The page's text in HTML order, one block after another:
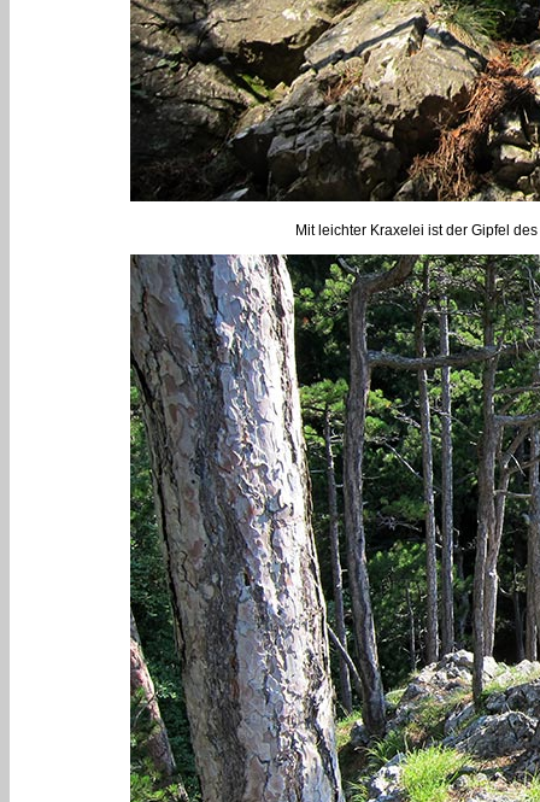
Mit leichter Kraxelei ist der Gipfel